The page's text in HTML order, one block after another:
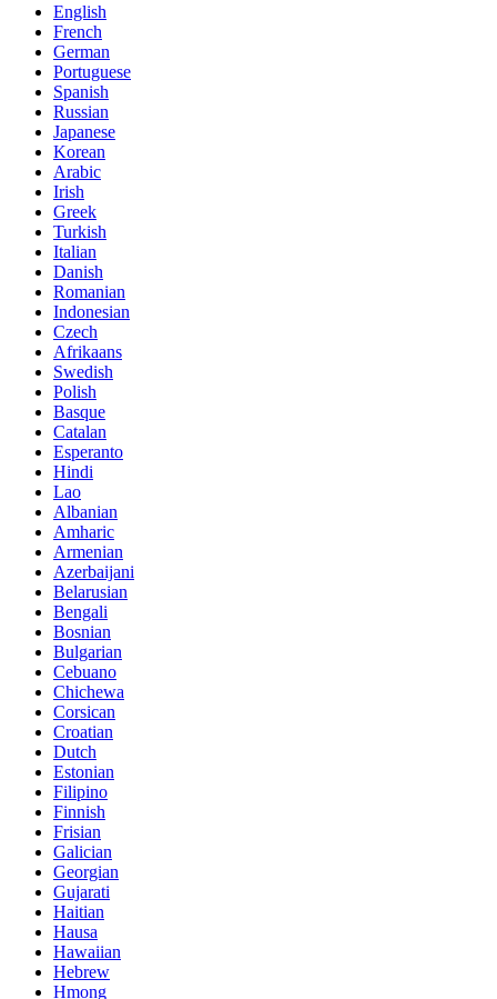
English
French
German
Portuguese
Spanish
Russian
Japanese
Korean
Arabic
Irish
Greek
Turkish
Italian
Danish
Romanian
Indonesian
Czech
Afrikaans
Swedish
Polish
Basque
Catalan
Esperanto
Hindi
Lao
Albanian
Amharic
Armenian
Azerbaijani
Belarusian
Bengali
Bosnian
Bulgarian
Cebuano
Chichewa
Corsican
Croatian
Dutch
Estonian
Filipino
Finnish
Frisian
Galician
Georgian
Gujarati
Haitian
Hausa
Hawaiian
Hebrew
Hmong